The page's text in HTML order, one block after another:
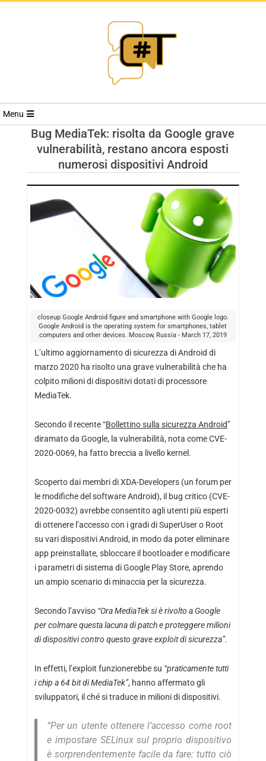
RIVISTA
TRENDS
Menu
Bug MediaTek: risolta da Google grave
vulnerabilità, restano ancora esposti
numerosi dispositivi Android
closeup Google Android figure and smartphone with Google logo.
Google Android is the operating system for smartphones, tablet
computers and other devices. Moscow, Russia - March 17, 2019
L’ultimo aggiornamento di sicurezza di Android di
marzo 2020 ha risolto una grave vulnerabilità che ha
colpito milioni di dispositivi dotati di processore
MediaTek.
Secondo il recente “Bollettino sulla sicurezza Android”
diramato da Google, la vulnerabilità, nota come CVE-
2020-0069, ha fatto breccia a livello kernel.
Scoperto dai membri di XDA-Developers (un forum per
le modifiche del software Android), il bug critico (CVE-
2020-0032) avrebbe consentito agli utenti più esperti
di ottenere l’accesso con i gradi di SuperUser o Root
su vari dispositivi Android, in modo da poter eliminare
app preinstallate, sbloccare il bootloader e modificare
i parametri di sistema di Google Play Store, aprendo
un ampio scenario di minaccia per la sicurezza.
Secondo l’avviso “Ora MediaTek si è rivolto a Google
per colmare questa lacuna di patch e proteggere milioni
di dispositivi contro questo grave exploit di sicurezza”.
In effetti, l’exploit funzionerebbe su “praticamente tutti
i chip a 64 bit di MediaTek”, hanno affermato gli
sviluppatori, il ché si traduce in milioni di dispositivi.
“Per un utente ottenere l’accesso come root
e impostare SELinux sul proprio dispositivo
è sorprendentemente facile da fare: tutto ciò